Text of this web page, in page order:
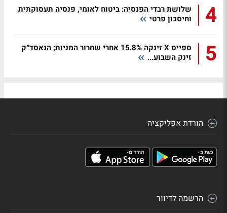
4
שלושת רבדי הפנסיה: ביטוח לאומי, פנסיה תעסוקתית
וחיסכון פרטי
5
ספייס X זינקה 15.8% אחרי שחרור המניות; הנאסד״ק
זינק השבוע...
הורדת אפליקציה
הרשמה לדיוור